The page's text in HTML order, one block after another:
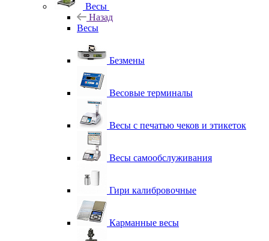
Весы
Назад
Весы
Безмены
Весовые терминалы
Весы с печатью чеков и этикеток
Весы самообслуживания
Гири калибровочные
Карманные весы